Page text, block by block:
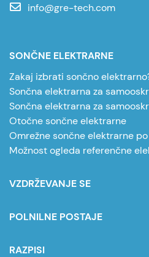
info@gre-tech.com
SONČNE ELEKTRARNE
Zakaj izbrati sončno
Sončna elektrarna za
Sončna elektrarna za
Otočne sončne elektrarne
Omrežne sončne elektrarne po
Možnost ogleda referenčne
VZDRŽEVANJE SE
POLNILNE POSTAJE
RAZPISI